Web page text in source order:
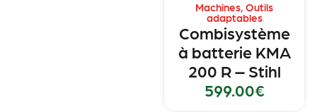
Machines,Outils
adaptables
Combisystème
à batterie KMA
200 R – Stihl
599.00€